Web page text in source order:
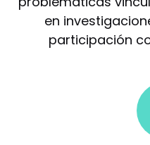
en
participación